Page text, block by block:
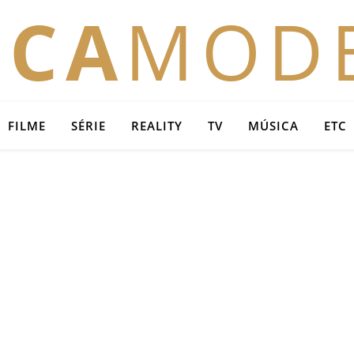
FILME SÉRIE REALITY TV MÚSICA ETC